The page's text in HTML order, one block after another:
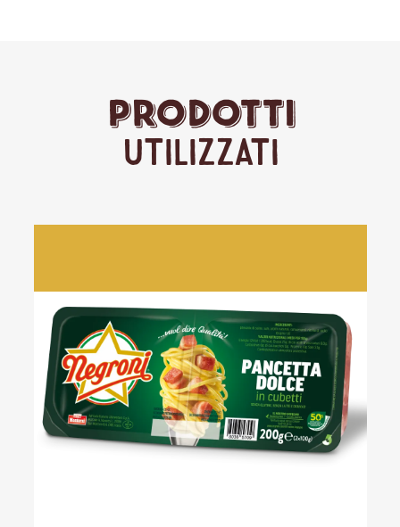
Prodotti
Utilizzati